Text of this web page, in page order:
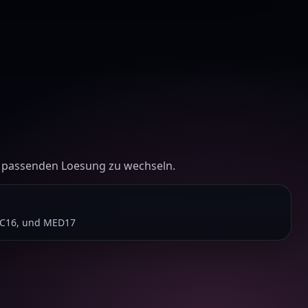
Loesung zu wechseln.
und MED17